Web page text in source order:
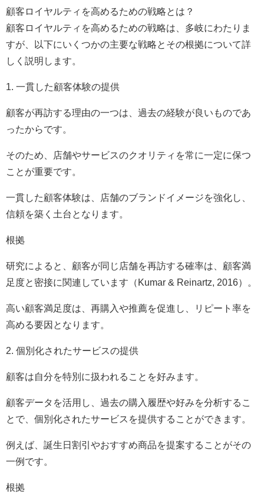
顧客ロイヤルティを高めるための戦略とは？
顧客ロイヤルティを高めるための戦略は、多岐にわたりま
すが、以下にいくつかの主要な戦略とその根拠について詳
しく説明します。
1. 一貫した顧客体験の提供
顧客が再訪する理由の一つは、過去の経験が良いものであ
ったからです。
そのため、店舗やサービスのクオリティを常に一定に保つ
ことが重要です。
一貫した顧客体験は、店舗のブランドイメージを強化し、
信頼を築く土台となります。
根拠
研究によると、顧客が同じ店舗を再訪する確率は、顧客満
足度と密接に関連しています（Kumar & Reinartz, 2016）。
高い顧客満足度は、再購入や推薦を促進し、リピート率を
高める要因となります。
2. 個別化されたサービスの提供
顧客は自分を特別に扱われることを好みます。
顧客データを活用し、過去の購入履歴や好みを分析するこ
とで、個別化されたサービスを提供することができます。
例えば、誕生日割引やおすすめ商品を提案することがその
一例です。
根拠